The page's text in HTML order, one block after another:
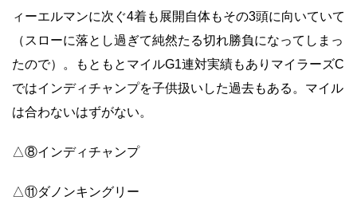
ィーエルマンに次ぐ4着も展開自体もその3頭に向いていて
（スローに落とし過ぎて純然たる切れ勝負になってしまっ
たので）。もともとマイルG1連対実績もありマイラーズC
ではインディチャンプを子供扱いした過去もある。マイル
は合わないはずがない。
△⑧インディチャンプ
△⑪ダノンキングリー